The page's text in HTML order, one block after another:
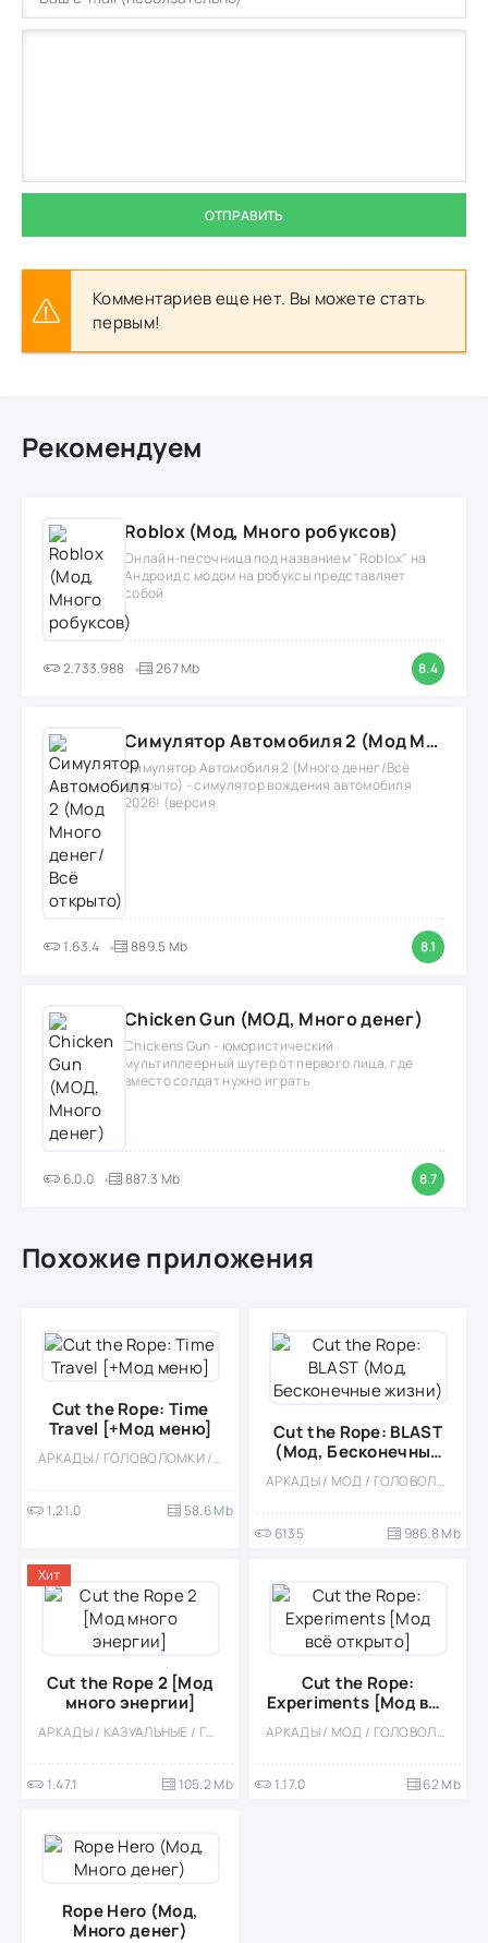
ОТПРАВИТЬ
Комментариев еще нет. Вы можете стать
первым!
Рекомендуем
Roblox (Мод, Много робуксов)
Онлайн-песочница под названием "Roblox" на
Андроид с модом на робуксы представляет
собой
2.733.988 267 Mb 8.4
Симулятор Автомобиля 2 (Мод Много денег/Всё открыто)
Симулятор Автомобиля 2 (Много денег/Всё
открыто) - симулятор вождения автомобиля
2026! (версия
1.63.4 889.5 Mb 8.1
Chicken Gun (МОД, Много денег)
Chickens Gun - юмористический
мультиплеерный шутер от первого лица, где
вместо солдат нужно играть
6.0.0 887.3 Mb 8.7
Похожие приложения
Cut the Rope: Time
Travel [+Мод меню]
АРКАДЫ / ГОЛОВОЛОМКИ / МОД / КАЗУАЛЬНЫЕ / ОДНОПОЛЬЗОВАТЕЛЬСКИЕ / ОФЛАЙН / СТИЛИЗАЦИЯ / ПО МУЛЬТФИЛЬМАМ
1.21.0 58.6 Mb
Cut the Rope: BLAST
(Мод, Бесконечные
жизни)
АРКАДЫ / МОД / ГОЛОВОЛОМКИ / КАЗУАЛЬНЫЕ / ОФЛАЙН / ДЛЯ ДЕТЕЙ / ОДНОПОЛЬЗОВАТЕЛЬСКИЕ / СТИЛИЗАЦИЯ / ДЛЯ ВСЕЙ СЕМЬИ / БОЛЬШАЯ
6135 986.8 Mb
Cut the Rope 2 [Мод
много энергии]
АРКАДЫ / КАЗУАЛЬНЫЕ / ГОЛОВОЛОМКИ / ДЛЯ ДЕТЕЙ / ВЕСЁЛАЯ / ДЛЯ ВСЕЙ СЕМЬИ / ФИЗИКА / ОДНОПОЛЬЗОВАТЕЛЬСКИЕ / ОФЛАЙН / СТИЛИЗАЦИЯ / ИНДИ / ВСТРОЕННЫЙ КЕШ / МАЛЕНЬКАЯ / ДЕВОЧКАМ / МОД
1.47.1 105.2 Mb
Хит
Cut the Rope:
Experiments [Мод всё
открыто]
АРКАДЫ / МОД / ГОЛОВОЛОМКИ / КАЗУАЛЬНЫЕ / ОДНОПОЛЬЗОВАТЕЛЬСКИЕ / ОФЛАЙН / ПРИКЛЮЧЕНИЕ / ДЛЯ ДЕТЕЙ / СТИЛИЗАЦИЯ / ПО МУЛЬТФИЛЬМАМ
1.17.0 62 Mb
Rope Hero (Мод,
Много денег)